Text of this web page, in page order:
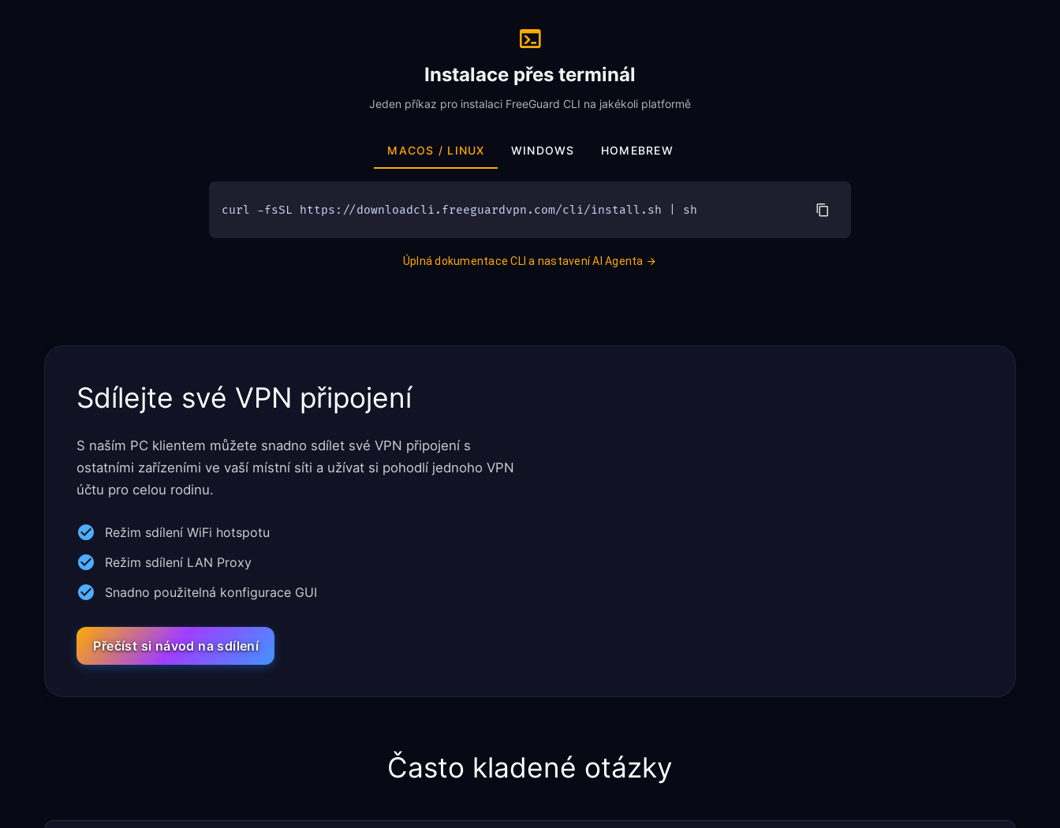
Instalace přes terminál
Jeden příkaz pro instalaci FreeGuard CLI na jakékoli platformě
MACOS / LINUX WINDOWS HOMEBREW
curl -fsSL https://downloadcli.freeguardvpn.com/cli/install.sh | sh
Úplná dokumentace CLI a nastavení AI Agenta
Sdílejte své VPN připojení
S naším PC klientem můžete snadno sdílet své VPN připojení s
ostatními zařízeními ve vaší místní síti a užívat si pohodlí jednoho VPN
účtu pro celou rodinu.
Režim sdílení WiFi hotspotu
Režim sdílení LAN Proxy
Snadno použitelná konfigurace GUI
Přečíst si návod na sdílení
Často kladené otázky